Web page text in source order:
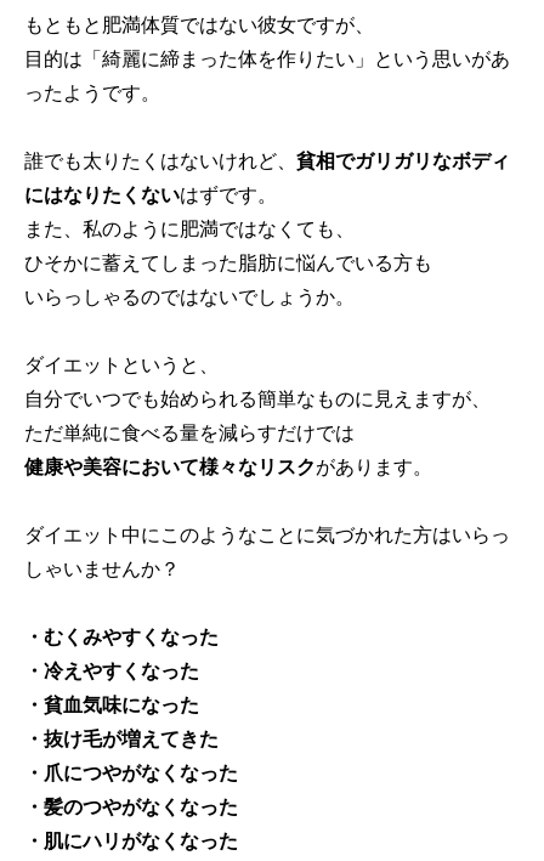
もともと肥満体質ではない彼女ですが、
目的は「綺麗に締まった体を作りたい」という思いがあ
ったようです。
誰でも太りたくはないけれど、 貧相でガリガリなボディ
にはなりたくないはずです。
また、私のように肥満ではなくても、
ひそかに蓄えてしまった脂肪に悩んでいる方も
いらっしゃるのではないでしょうか。
ダイエットというと、
自分でいつでも始められる簡単なものに見えますが、
ただ単純に食べる量を減らすだけでは
健康や美容において様々なリスクがあります。
ダイエット中にこのようなことに気づかれた方はいらっ
しゃいませんか？
・むくみやすくなった
・冷えやすくなった
・貧血気味になった
・抜け毛が増えてきた
・爪につやがなくなった
・髪のつやがなくなった
・肌にハリがなくなった